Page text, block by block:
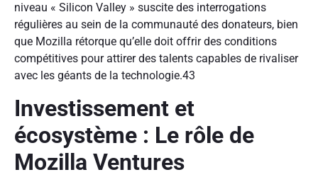
niveau « Silicon Valley » suscite des interrogations
régulières au sein de la communauté des donateurs, bien
que Mozilla rétorque qu’elle doit offrir des conditions
compétitives pour attirer des talents capables de rivaliser
avec les géants de la technologie.43
Investissement et
écosystème : Le rôle de
Mozilla Ventures